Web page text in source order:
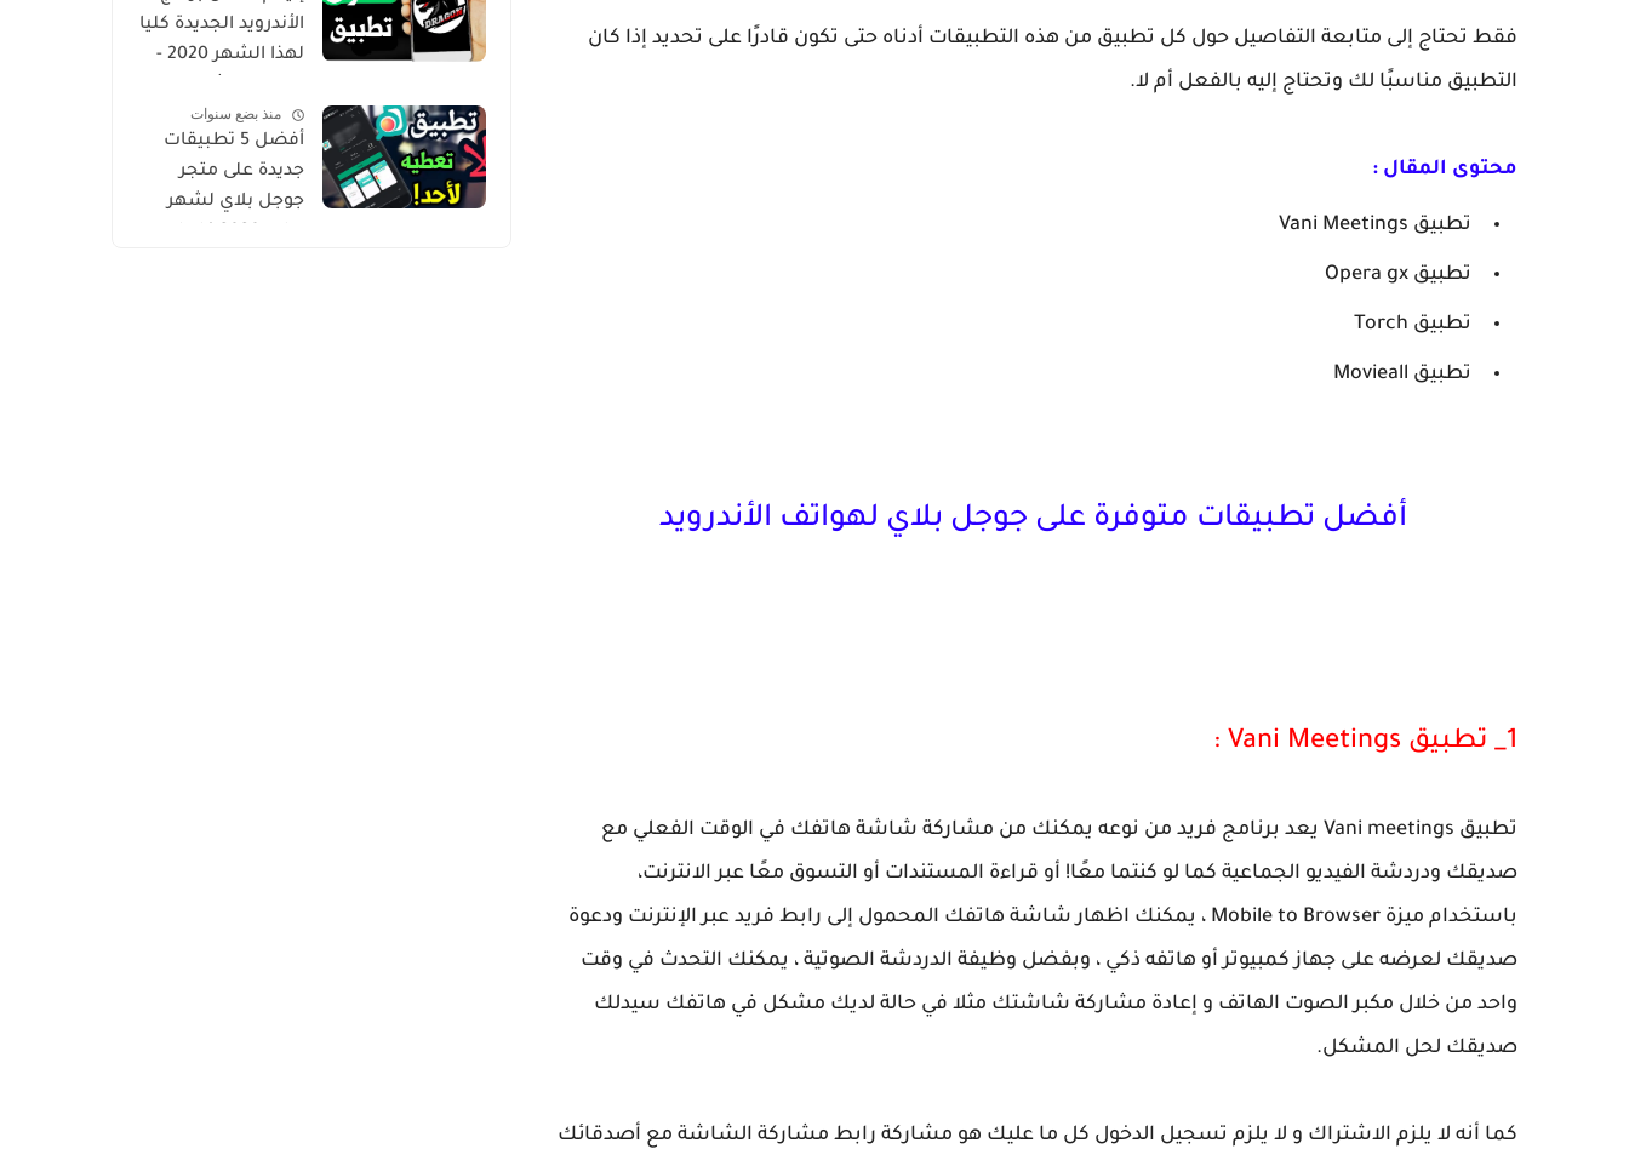
فقط تحتاج إلى متابعة التفاصيل حول كل تطبيق من هذه التطبيقات أدناه حتى تكون قادرًا على تحديد إذا كان
التطبيق مناسبًا لك وتحتاج إليه بالفعل أم لا.
محتوى المقال :
تطبيق Vani Meetings
تطبيق Opera gx
تطبيق Torch
تطبيق Movieall
أفضل تطبيقات متوفرة على جوجل بلاي لهواتف الأندرويد
1_ تطبيق Vani Meetings :
تطبيق Vani meetings يعد برنامج فريد من نوعه يمكنك من مشاركة شاشة هاتفك في الوقت الفعلي مع
صديقك ودردشة الفيديو الجماعية كما لو كنتما معًا! أو قراءة المستندات أو التسوق معًا عبر الانترنت،
باستخدام ميزة Mobile to Browser ، يمكنك اظهار شاشة هاتفك المحمول إلى رابط فريد عبر الإنترنت ودعوة
صديقك لعرضه على جهاز كمبيوتر أو هاتفه ذكي ، وبفضل وظيفة الدردشة الصوتية ، يمكنك التحدث في وقت
واحد من خلال مكبر الصوت الهاتف و إعادة مشاركة شاشتك مثلا في حالة لديك مشكل في هاتفك سيدلك
صديقك لحل المشكل.
كما أنه لا يلزم الاشتراك و لا يلزم تسجيل الدخول كل ما عليك هو مشاركة رابط مشاركة الشاشة مع أصدقائك
الأندرويد الجديدة كليا
لهذا الشهر 2020 -
حصري من أروع ما
شرحت
منذ بضع سنوات
أفضل 5 تطبيقات
جديدة على متجر
جوجل بلاي لشهر